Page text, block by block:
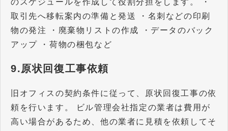
取引先へ移転案内の準備と発送 ・名刺などの印刷
物の発注 ・廃棄物リストの作成 ・データのバック
アップ ・荷物の梱包など
9.原状回復工事依頼
旧オフィスの契約条件に従って、原状回復工事の依
頼を行います。 ビル管理会社指定の業者は費用が
高い場合があるため、他の業者に見積を依頼してそ